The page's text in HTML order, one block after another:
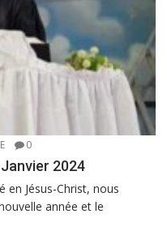
0
2024
en Jésus-Christ, nous
année et le